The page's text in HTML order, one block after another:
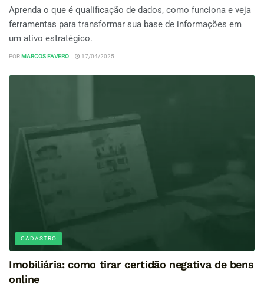
Aprenda o que é qualificação de dados, como funciona e veja
ferramentas para transformar sua base de informações em
um ativo estratégico.
POR MARCOS FAVERO 17/04/2025
CADASTRO
Imobiliária: como tirar certidão negativa de bens
online